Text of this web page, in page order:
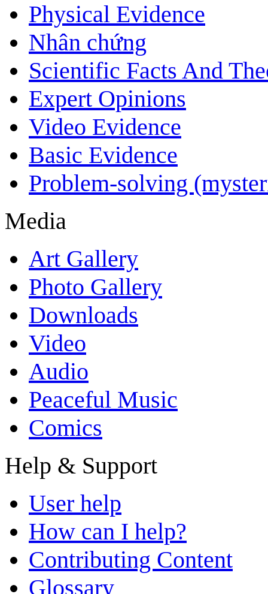
Physical Evidence
Nhân chứng
Scientific Facts And
Expert Opinions
Video Evidence
Basic Evidence
Problem-solving
Media
Art Gallery
Photo Gallery
Downloads
Video
Audio
Peaceful Music
Comics
Help & Support
User help
How can I help?
Contributing Content
Glossary